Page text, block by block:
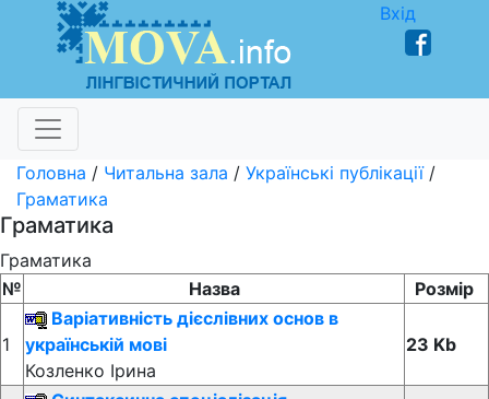
Вхід
Головна / Читальна зала / Українські публікації /
Граматика
Граматика
Граматика
№
Назва Розмір
1
Варіативність дієслівних основ в
українській мові
Козленко Ірина
23 Kb